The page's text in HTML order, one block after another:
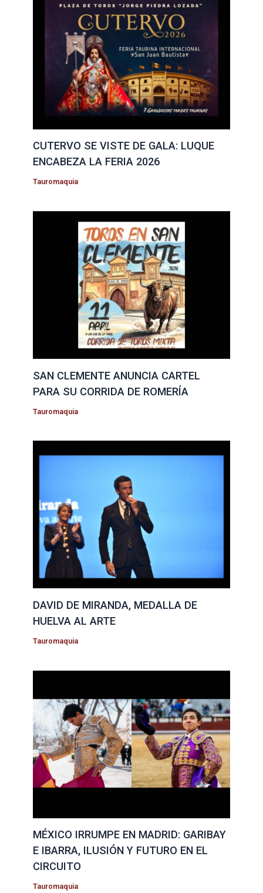
CUTERVO SE VISTE DE GALA: LUQUE
ENCABEZA LA FERIA 2026
Tauromaquia
SAN CLEMENTE ANUNCIA CARTEL
PARA SU CORRIDA DE ROMERÍA
Tauromaquia
DAVID DE MIRANDA, MEDALLA DE
HUELVA AL ARTE
Tauromaquia
MÉXICO IRRUMPE EN MADRID: GARIBAY
E IBARRA, ILUSIÓN Y FUTURO EN EL
CIRCUITO
Tauromaquia